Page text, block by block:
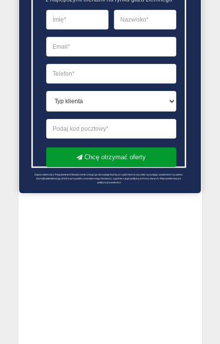
PORÓWNYWARKA OFERT GAZU
Chcę otrzymać oferty
Zapoznałem się z Regulaminem Świadczenie Usług i go akceptuję Każdą ze zgód można wycofać wysyłając wiadomość na adres
biuro@optimalenergy.pl lub w przypadku zewnętrznego dostawcy, zgodnie z jego polityką ochrony danych. Więcej informacji w
polityce prywatności